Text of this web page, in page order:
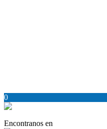
0
Encontranos en